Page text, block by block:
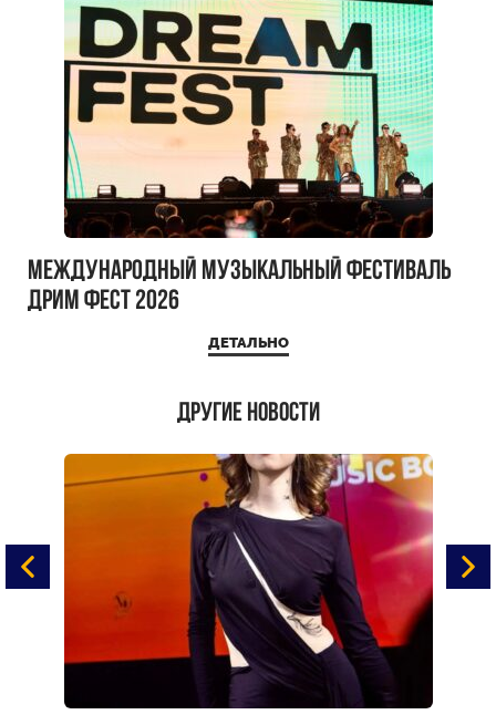
Международный музыкальный фестиваль
ДРИМ ФЕСТ 2026
ДЕТАЛЬНО
Другие новости